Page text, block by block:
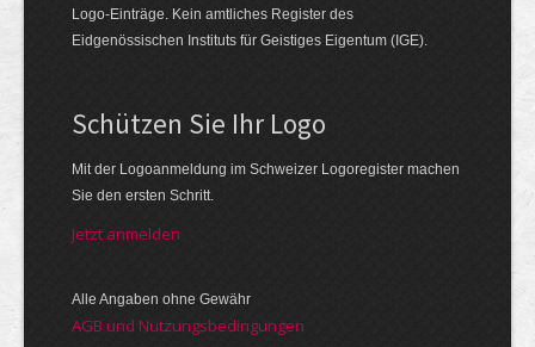
Logo-Einträge. Kein amtliches Register des
Eidgenössischen Instituts für Geistiges Eigentum (IGE).
Schützen Sie Ihr Logo
Mit der Logo­an­meldung im Schweizer Logo­register machen
Sie den ersten Schritt.
Jetzt anmelden
Alle Angaben ohne Gewähr
AGB und Nutzungsbedingungen